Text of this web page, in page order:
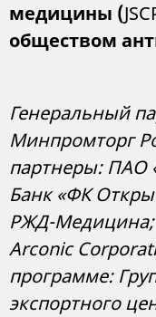
медицины (
обществом
Генеральный
Минпромторг
партнеры: ПAO
Банк «ФК
РЖД-Медицина;
Arconic
программе:
экспортного